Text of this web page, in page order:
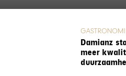
Damianz
meer